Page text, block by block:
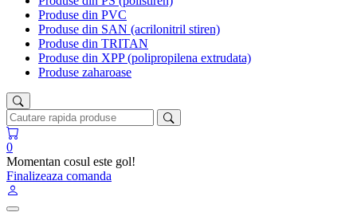
Produse din PVC
Produse din SAN (acrilonitril stiren)
Produse din TRITAN
Produse din XPP (polipropilena extrudata)
Produse zaharoase
0
Momentan cosul este gol!
Finalizeaza comanda